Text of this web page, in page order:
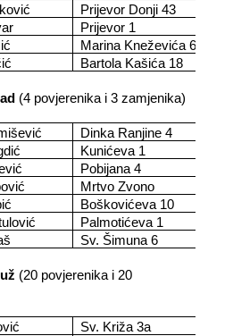
Prijevor Donji 43
Prijevor 1
Marina Kneževića 60
Bartola Kašića 18
(4 povjerenika i 3 zamjenika)
Dinka Ranjine 4
Kunićeva 1
Pobijana 4
Mrtvo Zvono
Boškovićeva 10
Palmotićeva 1
Sv. Šimuna 6
(20 povjerenika i 20
Sv. Križa 3a